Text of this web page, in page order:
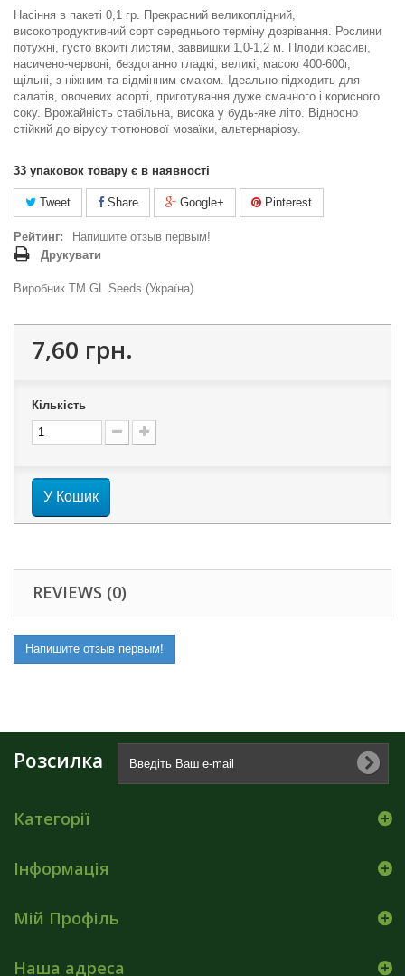
Насіння в пакеті 0,1 гр. Прекрасний великоплідний,
високопродуктивний сорт середнього терміну дозрівання. Рослини
потужні, густо вкриті листям, заввишки 1,0-1,2 м. Плоди красиві,
насичено-червоні, бездоганно гладкі, великі, масою 400-600г,
щільні, з ніжним та відмінним смаком. Ідеально підходить для
салатів, овочевих асорті, приготування дуже смачного і корисного
соку. Врожайність стабільна, висока у будь-яке літо. Відносно
стійкий до вірусу тютюнової мозаїки, альтернаріозу.
33 упаковок товару є в наявності
Tweet Share Google+ Pinterest
Рейтинг:
Напишите отзыв первым!
Друкувати
Виробник ТМ GL Seeds (Україна)
7,60 грн.
Кількість
У Кошик
REVIEWS (0)
Напишите отзыв первым!
Розсилка
Категорії
Інформація
Мій Профіль
Наша адреса